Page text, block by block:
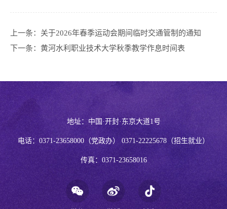
上一条： 关于2026年春季运动会期间临时交通管制的通知
下一条： 黄河水利职业技术大学秋季教学作息时间表
地址：中国·开封·东京大道1号
电话：0371-23658000（党政办） 0371-22225678（招生就业）
传真：0371-23658016